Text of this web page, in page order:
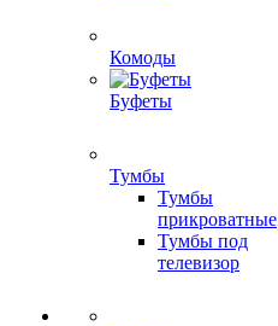
Комоды
Буфеты
Тумбы
Тумбы
прикроватные
Тумбы под
телевизор